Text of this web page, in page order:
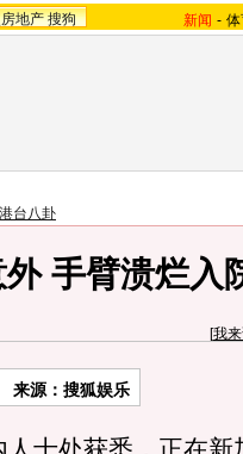
地产 搜狗 新闻 -
港台八卦
手臂溃烂入
[我
来源：搜狐娱乐